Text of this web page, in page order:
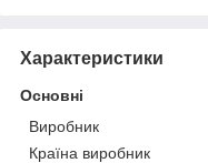
Характеристики
Основні
Виробник
Країна виробник